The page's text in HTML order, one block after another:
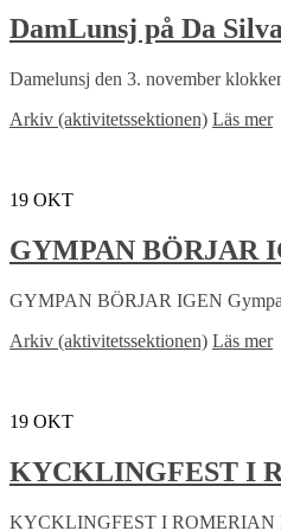
DamLunsj på Da
Damelunsj den 3. november
Arkiv (aktivitetssektionen) Läs mer
19 OKT
GYMPAN BÖRJAR
GYMPAN BÖRJAR IGEN
Arkiv (aktivitetssektionen) Läs mer
19 OKT
KYCKLINGFEST I
KYCKLINGFEST I ROMERIAN